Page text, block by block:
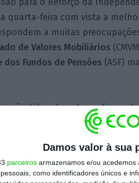
Damos valor à sua
parceiros armazenamos e/ou
como identificadores únicos e
quarta-feira com vista a
a muitas
de Valores Mobiliários
Fundos de Pensões (ASF)
liderada pelo professor
o poder político exercer
das Entidades
Mas apenas no papel.